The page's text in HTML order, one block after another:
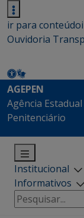
ir para conteúdo
Ouvidoria
AGEPEN
Agência
Penitenciário
Institucional
Informativos
Pesquisar
por: